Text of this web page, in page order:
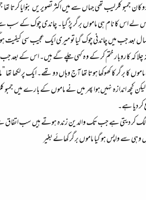
کلرلیب تھی جہاں سے میں اکثر تصویریں بنوایا کرتا
اس لے اس کا نام ہی ماموں برگر پڑ گیا۔ چاندی چوک
ہو گی اصل میں چار سال بعد جب میں چاندنی چوک گیا تو میری ایک
کہ کاروبار ختم کر کے وہ کہی چلے گے ہیں۔ اس کے بعد
کا برگر کا کھوکھا ہوتا تھا آج وہاں دو تھے۔ ایک پر
اندازہ نہیں‌ہوا پھر میں نے ماموں کے بارے میں جمبو
دیا ہے۔
الگ کر دیتی ہے جب تک والدین زندہ ہوتے ہیں سب
سے واپس ہو گیا ماموں برگر کھائے بغیر